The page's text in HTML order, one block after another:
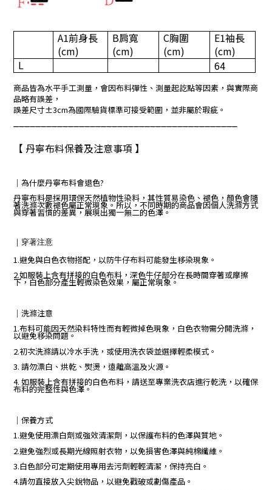
A1前身長
(cm)
B肩寬
(cm)
C胸圍
(cm)
E1袖長
(cm)
L
64
商品皆為水平手工測量，會因布料彈性、測量起訖點等因素，與實際商
品略有誤差，
誤差尺寸±3cm為國際驗貨標準可接受範圍，並非屬於瑕疵。
【 丹寧布料保養及注意事項 】
｜ 為什麼丹寧布料會退色?
丹寧布料是採用環保天然植物性染料，其性質易染色、褪色，顏色會隨
著洗滌次數褪色屬正常現象。所以，不同時期的商品會因個人洗滌方式
與穿著習慣的差異，展現出獨一無二的色澤。
｜ 穿著注意
1.避免與白色衣物搭配，以防牛仔布料可能發生移染現象。
2.如服裝上含有拼接的白色布料，深色牛仔部分在長時間穿著或摩擦
下，白色部分產生輕微染色效果，屬正常現象。
｜ 洗滌注意
1.布料可能因天然染料特性而有輕微掉色現象，白色衣物需分開洗滌，
以避免移染問題。
2.初次洗滌請以冷水手洗，或使用洗衣袋並選擇輕柔模式。
3. 請勿漂白、烘乾、熨燙，遠離高溫及火源。
4. 如服裝上含有拼接的白色布料，請送至專業洗衣店進行乾洗，以確保
布料的完整性與色澤。
｜保養方式
1.避免使用漂白劑或強效清潔劑，以保護布料的色澤與質地。
2.避免強烈或長期光線照射衣物，以免損害色澤與純棉纖維。
3.白色部分可定期使用專用去污劑輕輕清潔，保持亮白。
4.請勿直接放入尖銳物品，以避免戳破或劃傷產品。